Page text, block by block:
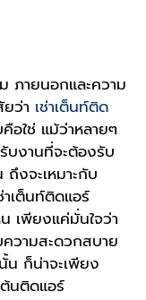
ภายนอกและความ
ว่า เช่าเต็นท์ติด
อใช่ แม้ว่าหลายๆ
รับงานที่จะต้องรับ
งจะเหมาะกับ
เต็นท์ติดแอร์
เพียงแค่มั่นใจว่า
วามสะดวกสบาย
น ก็น่าจะเพียง
นติดแอร์